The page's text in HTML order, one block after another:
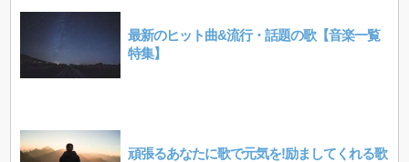
最新のヒット曲&流行・話題の歌【音楽一覧
特集】
頑張るあなたに歌で元気を!励ましてくれる歌